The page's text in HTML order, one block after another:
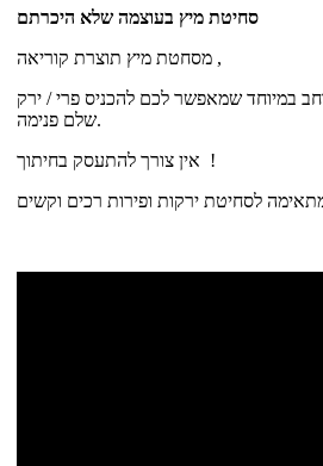
סחיטת מיץ בעוצמה שלא היכרתם
מסחטת מיץ תוצרת קוריאה ,
במיוחד שמאפשר לכם להכניס פרי / ירק
שלם פנימה.
אין צורך להתעסק בחיתוך !